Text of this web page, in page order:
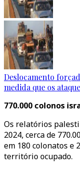
Deslocamento
medida que os
770.000 colonos
Os relatórios
2024, cerca de
em 180 colonatos e
território ocupado.